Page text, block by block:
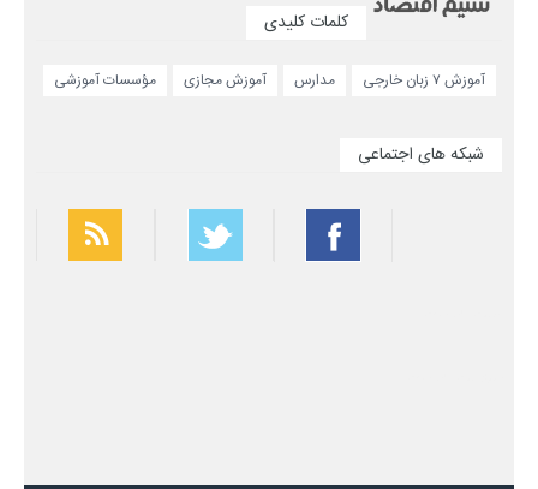
کلمات کلیدی
آموزش ۷ زبان خارجی مدارس آموزش مجازی مؤسسات آموزشی
شبکه های اجتماعی